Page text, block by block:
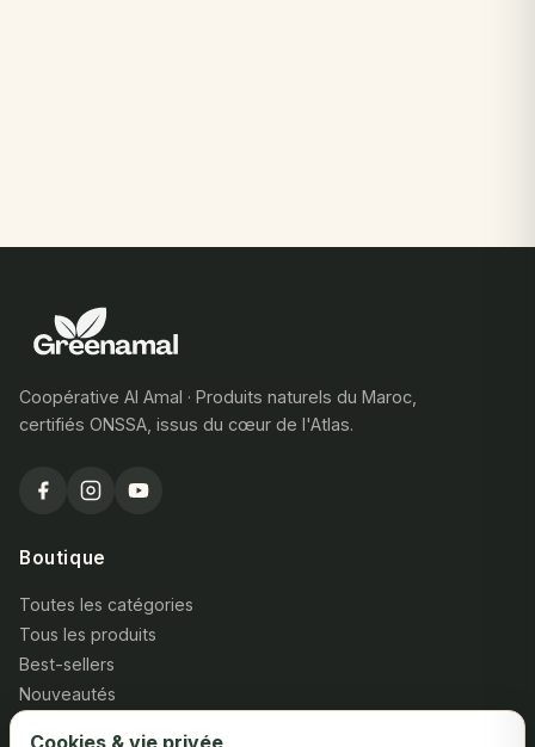
Coopérative Al Amal · Produits naturels du Maroc,
certifiés ONSSA, issus du cœur de l'Atlas.
Boutique
Toutes les catégories
Tous les produits
Best-sellers
Nouveautés
Cookies & vie privée